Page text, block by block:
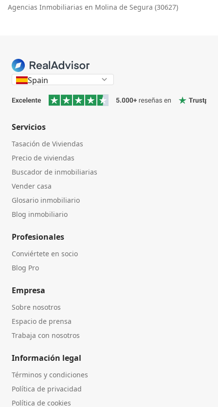
Agencias Inmobiliarias en Molina de Segura (30627)
Spain
Servicios
Tasación de Viviendas
Precio de viviendas
Buscador de inmobiliarias
Vender casa
Glosario inmobiliario
Blog inmobiliario
Profesionales
Conviértete en socio
Blog Pro
Empresa
Sobre nosotros
Espacio de prensa
Trabaja con nosotros
Información legal
Términos y condiciones
Política de privacidad
Política de cookies